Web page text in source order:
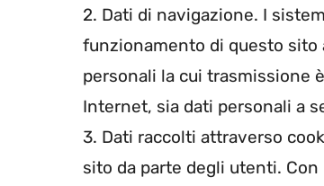
2. Dati di navigazione. I
funzionamento di questo sito
personali la cui trasmissione
Internet, sia dati personali a
3. Dati raccolti attraverso
sito da parte degli utenti.